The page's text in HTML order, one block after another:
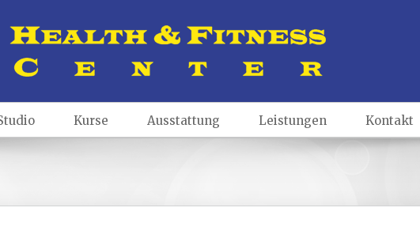
Kurse Ausstattung Leistungen Kontakt